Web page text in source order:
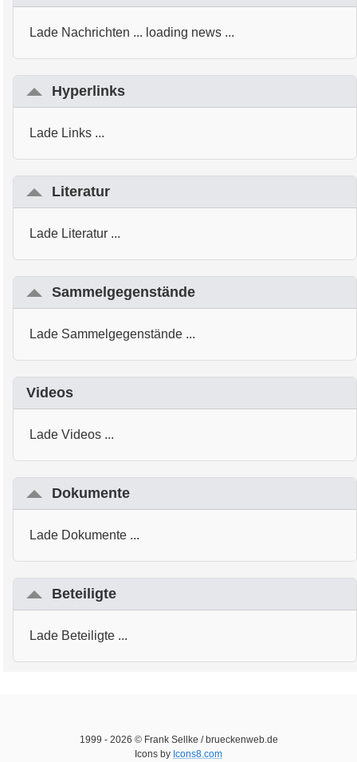
Lade Nachrichten ... loading news ...
Hyperlinks
Lade Links ...
Literatur
Lade Literatur ...
Sammelgegenstände
Lade Sammelgegenstände ...
Videos
Lade Videos ...
Dokumente
Lade Dokumente ...
Beteiligte
Lade Beteiligte ...
1999 - 2026 © Frank Sellke / brueckenweb.de
Icons by Icons8.com